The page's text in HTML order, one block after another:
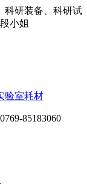
科研装备、科研试
小姐
验室耗材
0769-85183060